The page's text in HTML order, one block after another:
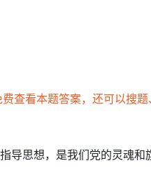
查看本题答案，还可以搜
导思想，是我们党的灵魂和